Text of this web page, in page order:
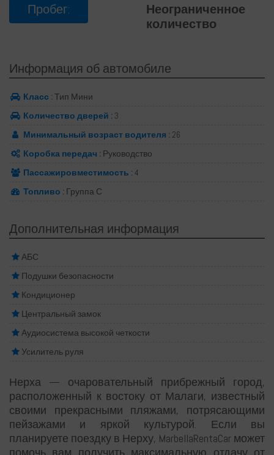
Пробег:
Неограниченное
количество
Информация об автомобиле
Класс :Тип Мини
Количество дверей : 3
Минимальный возраст водителя : 26
Коробка передач : Руководство
Пассажировместимость :4
Топливо : Группа С
Дополнительная информация
АБС
Подушки безопасности
Кондиционер
Центральный замок
Аудиосистема высокой четкости
Усилитель руля
Нерха — очаровательный прибрежный город,
расположенный к востоку от Малаги, известный
своими прекрасными пляжами, потрясающими
пейзажами и яркой культурой. Если вы
планируете поездку в Нерху, MarbellaRentaCar может
помочь вам получить максимальную отдачу от